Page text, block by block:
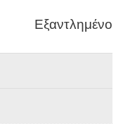
Εξαντλημένο